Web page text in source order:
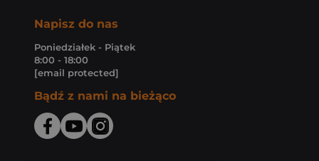
Napisz do nas
Poniedziałek - Piątek
8:00 - 18:00
[email protected]
Bądź z nami na bieżąco